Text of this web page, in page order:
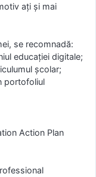
ați și mai
se recomnadă:
educației digitale;
școlar;
portofoliul
Action Plan